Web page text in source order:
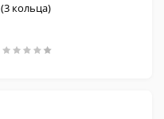
(3 кольца)